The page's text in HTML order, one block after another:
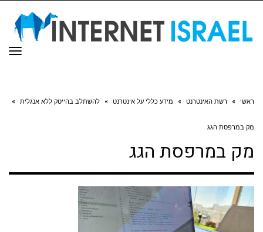
ראשי » רשת האינטרנט » מידע כללי על אינטרנט » להשתלב בהייטק ללא אנגלית »
מק במרפסת הגג
מק במרפסת הגג